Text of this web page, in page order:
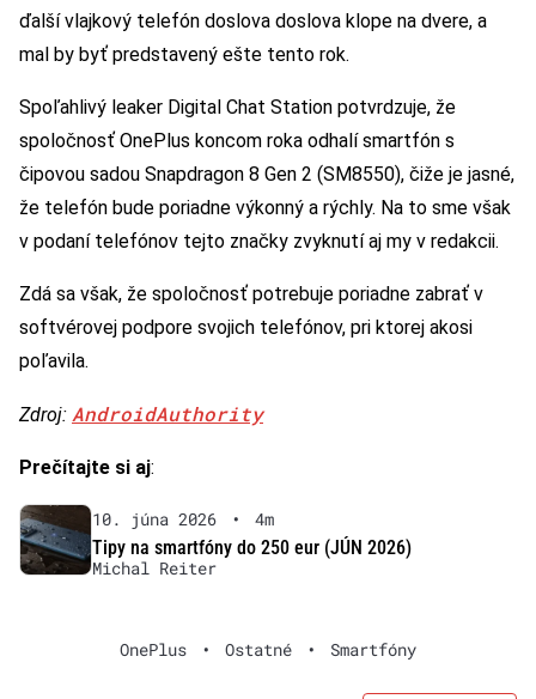
ďalší vlajkový telefón doslova doslova klope na dvere, a
mal by byť predstavený ešte tento rok.
Spoľahlivý leaker Digital Chat Station potvrdzuje, že
spoločnosť OnePlus koncom roka odhalí smartfón s
čipovou sadou Snapdragon 8 Gen 2 (SM8550), čiže je jasné,
že telefón bude poriadne výkonný a rýchly. Na to sme však
v podaní telefónov tejto značky zvyknutí aj my v redakcii.
Zdá sa však, že spoločnosť potrebuje poriadne zabrať v
softvérovej podpore svojich telefónov, pri ktorej akosi
poľavila.
Zdroj: AndroidAuthority
Prečítajte si aj:
10. júna 2026 •
4m
Tipy na smartfóny do 250 eur (JÚN 2026)
Michal Reiter
OnePlus • Ostatné • Smartfóny